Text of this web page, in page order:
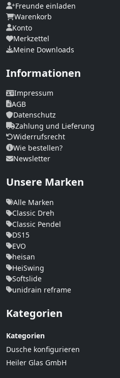
Freunde einladen
Warenkorb
Konto
Merkzettel
Meine Downloads
Informationen
Impressum
AGB
Datenschutz
Zahlung und Lieferung
Widerrufsrecht
Wie bestellen?
Newsletter
Unsere Marken
Alle Marken
Classic Dreh
Classic Pendel
DS15
EVO
heisan
HeiSwing
Softslide
unidrain reframe
Kategorien
Kategorien
Dusche konfigurieren
Heiler Glas GmbH